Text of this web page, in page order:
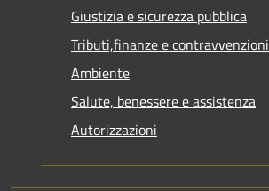
Giustizia e sicurezza pubblica
Tributi,finanze e contravvenzioni
Ambiente
Salute, benessere e assistenza
Autorizzazioni